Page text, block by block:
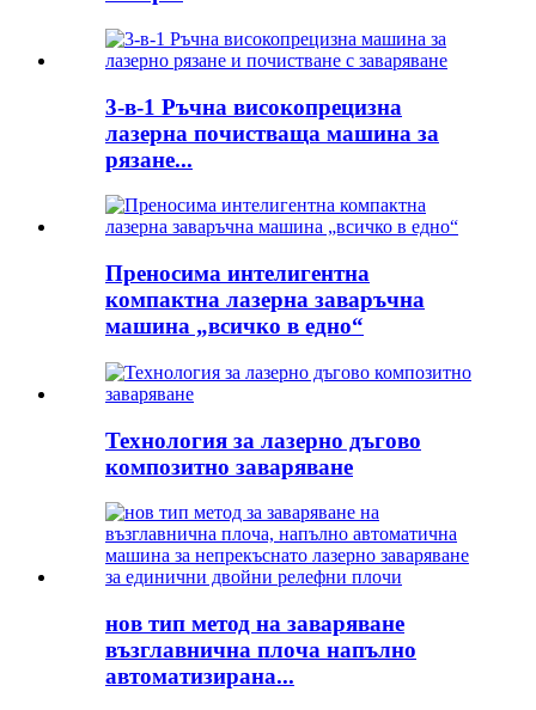
3-в-1 Ръчна високопрецизна
лазерна почистваща машина за
рязане...
Преносима интелигентна
компактна лазерна заваръчна
машина „всичко в едно“
Технология за лазерно дъгово
композитно заваряване
нов тип метод на заваряване
възглавнична плоча напълно
автоматизирана...